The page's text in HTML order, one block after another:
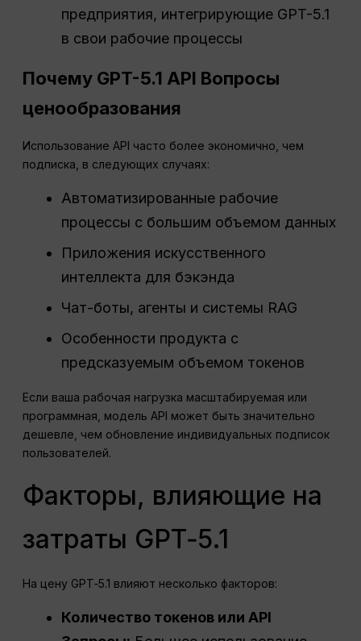
предприятия, интегрирующие GPT-5.1
в свои рабочие процессы
Почему GPT-5.1 API Вопросы
ценообразования
Использование API часто более экономично, чем
подписка, в следующих случаях:
Автоматизированные рабочие
процессы с большим объемом данных
Приложения искусственного
интеллекта для бэкэнда
Чат-боты, агенты и системы RAG
Особенности продукта с
предсказуемым объемом токенов
Если ваша рабочая нагрузка масштабируемая или
программная, модель API может быть значительно
дешевле, чем обновление индивидуальных подписок
пользователей.
Факторы, влияющие на
затраты GPT‑5.1
На цену GPT‑5.1 влияют несколько факторов:
Количество токенов или API